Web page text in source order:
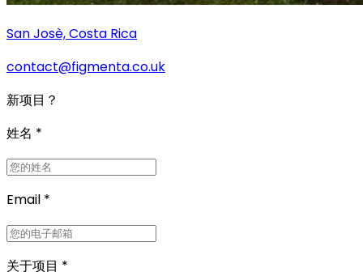
San Josè, Costa Rica
contact@figmenta.co.uk
新项目？
姓名 *
Email *
关于项目 *